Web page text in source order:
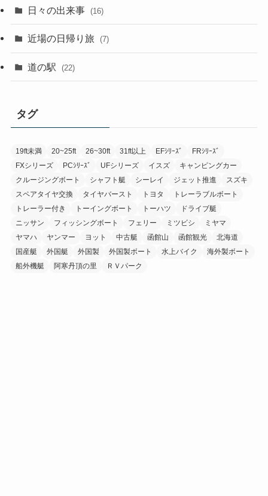
日々の出来事 (16)
近場の日帰り旅 (7)
道の駅 (22)
タグ
19ft未満 20~25ft 26~30ft 31ft以上 EFｼﾘｰｽﾞ
FRｼﾘｰｽﾞ
FXシリーズ
PCｼﾘｰｽﾞ UFシリーズ イスズ
キャンピングカー
クルージングボート
シャフト艇 シーレイ ジェット推進
スズキ
スペアタイヤ交換
タイヤバースト トヨタ
トレーラブルボート
トレーラー付き
トーイングボート トーハツ
ドライブ艇
ニッサン
フィッシングボート フェリー ミツビシ
ミヤマ
ヤマハ
ヤンマー ヨット 中古艇 函館山 函館観光
北海道
国産艇
外国艇 外国製 外国製ボート 水上バイク
海外製ボート
船外機艇
阿寒丹頂の里 ＲＶパーク